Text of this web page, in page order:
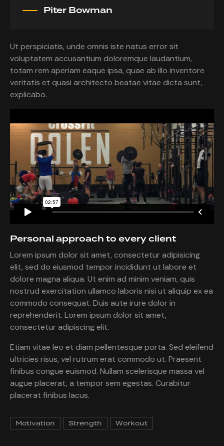
Piter Bowman
Ut perspiciatis, unde omnis iste natus error sit
voluptatem accusantium doloremque laudantium,
totam rem aperiam eaque ipsa, quae ab illo inventore
veritatis et quasi architecto beatae vitae dicta sunt,
explicabo.
Personal approach to every client
Lorem ipsum dolor sit amet, consectetur adipisicing
elit, sed do eiusmod tempor incididunt ut labore et
dolore magna aliqua. Ut enim ad minim veniam, quis
nostrud exercitation ullamco laboris nisi ut aliquip ex ea
commodo consequat. Duis aute irure dolor in
reprehenderit. Lorem ipsum dolor sit amet,
consectetur adipiscing elit.
Etiam vitae leo et diam pellentesque porta. Sed eleifend
ultricies risus, vel rutrum erat commodo ut. Praesent
finibus congue euismod. Nullam scelerisque massa vel
augue placerat, a tempor sem egestas. Curabitur
placerat finibus lacus.
Motivation Strength Workout